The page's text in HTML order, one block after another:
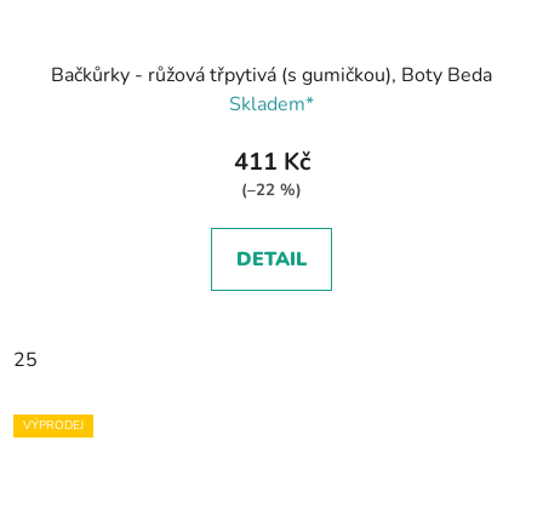
Bačkůrky - růžová třpytivá (s gumičkou), Boty Beda
Skladem*
411 Kč
(–22 %)
DETAIL
25
VÝPRODEJ